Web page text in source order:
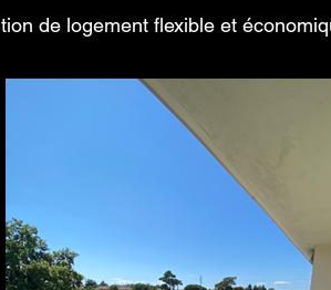
de logement flexible et